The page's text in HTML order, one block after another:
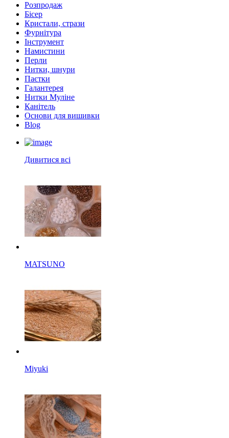
Розпродаж
Бісер
Кристали, стрази
Фурнітура
Інструмент
Намистини
Перли
Нитки, шнури
Паєтки
Галантерея
Нитки Муліне
Канітель
Основи для вишивки
Blog
Дивитися всі
MATSUNO
Miyuki